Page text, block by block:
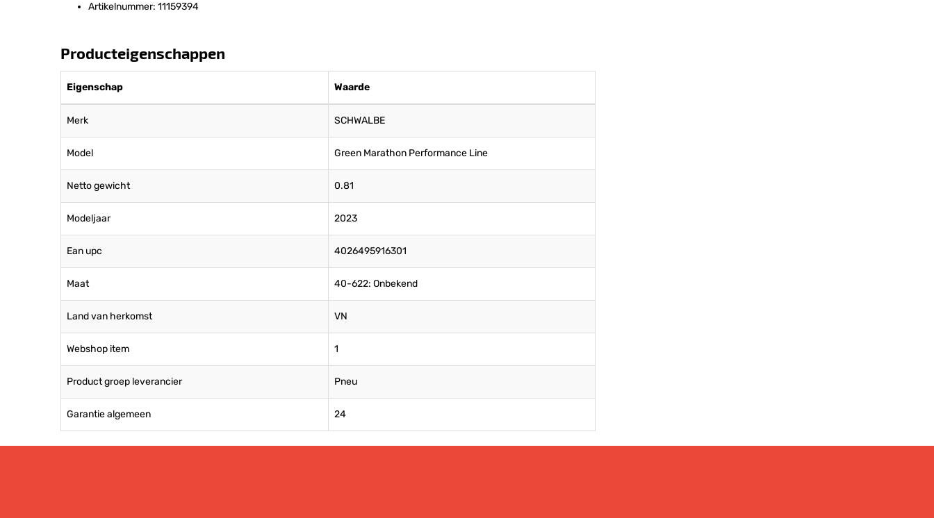
Artikelnummer: 11159394
Producteigenschappen
Eigenschap Waarde
Merk SCHWALBE
Model Green Marathon Performance Line
Netto gewicht 0.81
Modeljaar 2023
Ean upc 4026495916301
Maat 40-622: Onbekend
Land van herkomst VN
Webshop item 1
Product groep leverancier Pneu
Garantie algemeen 24